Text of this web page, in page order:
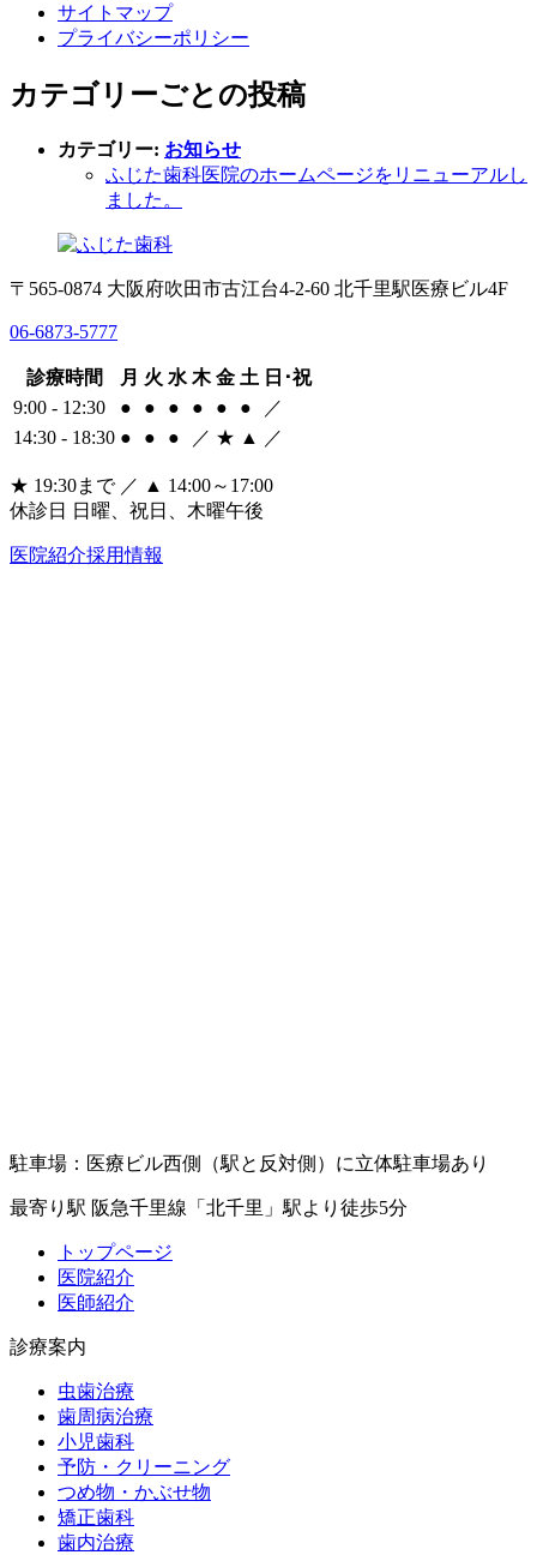
サイトマップ
プライバシーポリシー
カテゴリーごとの投稿
カテゴリー: お知らせ
ふじた歯科医院のホームページをリニューアルし
ました。
〒565-0874 大阪府吹田市古江台4-2-60 北千里駅医療ビル4F
06-6873-5777
診療時間 月 火 水 木 金 土 日･祝
9:00 - 12:30
● ● ● ● ● ●
／
14:30 - 18:30 ● ● ● ／ ★ ▲ ／
★ 19:30まで ／ ▲ 14:00～17:00
休診日
日曜、祝日、木曜午後
医院紹介採用情報
駐車場：医療ビル西側（駅と反対側）に立体駐車場あり
最寄り駅 阪急千里線「北千里」駅より徒歩5分
トップページ
医院紹介
医師紹介
診療案内
虫歯治療
歯周病治療
小児歯科
予防・クリーニング
つめ物・かぶせ物
矯正歯科
歯内治療